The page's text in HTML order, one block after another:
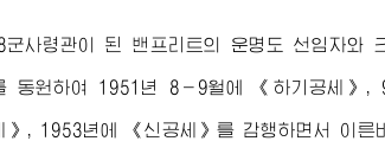
군사령관이 된 밴프리트의 운명도 선임자와
동원하여 1951년 8－9월에 《하기공세》
, 1953년에 《신공세》를 감행하면서 이른